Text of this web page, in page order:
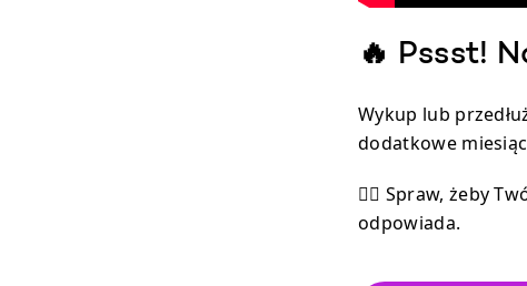
🔥 Pssst!
Wykup lub
dodatkowe
👉🏾 Spraw, żeby
odpowiada.